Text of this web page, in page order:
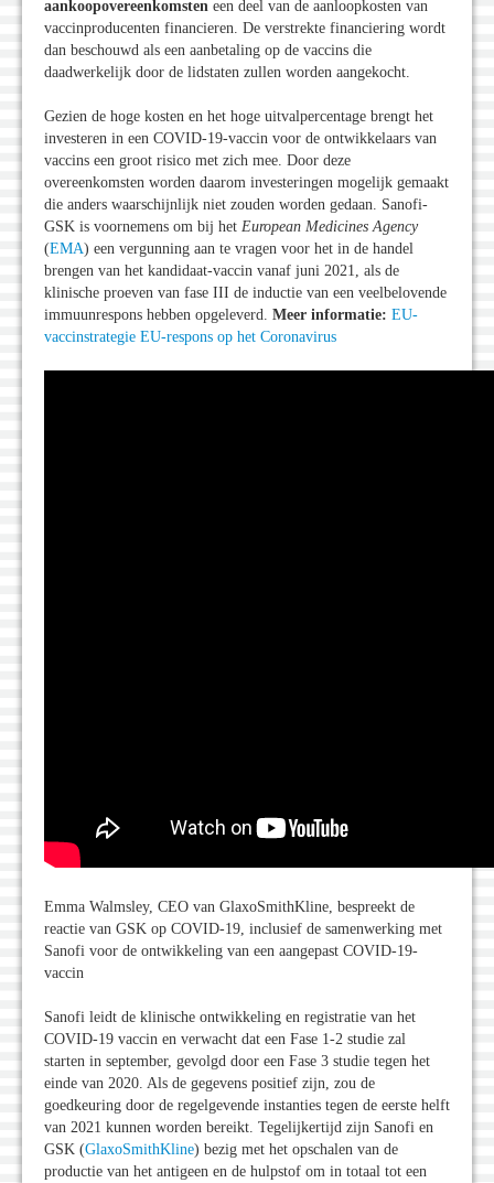
aankoopovereenkomsten een deel van de aanloopkosten van
vaccinproducenten financieren. De verstrekte financiering wordt
dan beschouwd als een aanbetaling op de vaccins die
daadwerkelijk door de lidstaten zullen worden aangekocht.
Gezien de hoge kosten en het hoge uitvalpercentage brengt het
investeren in een COVID-19-vaccin voor de ontwikkelaars van
vaccins een groot risico met zich mee. Door deze
overeenkomsten worden daarom investeringen mogelijk gemaakt
die anders waarschijnlijk niet zouden worden gedaan. Sanofi-
GSK is voornemens om bij het European Medicines Agency
(EMA) een vergunning aan te vragen voor het in de handel
brengen van het kandidaat-vaccin vanaf juni 2021, als de
klinische proeven van fase III de inductie van een veelbelovende
immuunrespons hebben opgeleverd. Meer informatie: EU-
vaccinstrategie EU-respons op het Coronavirus
Emma Walmsley, CEO van GlaxoSmithKline, bespreekt de
reactie van GSK op COVID-19, inclusief de samenwerking met
Sanofi voor de ontwikkeling van een aangepast COVID-19-
vaccin
Sanofi leidt de klinische ontwikkeling en registratie van het
COVID-19 vaccin en verwacht dat een Fase 1-2 studie zal
starten in september, gevolgd door een Fase 3 studie tegen het
einde van 2020. Als de gegevens positief zijn, zou de
goedkeuring door de regelgevende instanties tegen de eerste helft
van 2021 kunnen worden bereikt. Tegelijkertijd zijn Sanofi en
GSK (GlaxoSmithKline) bezig met het opschalen van de
productie van het antigeen en de hulpstof om in totaal tot een